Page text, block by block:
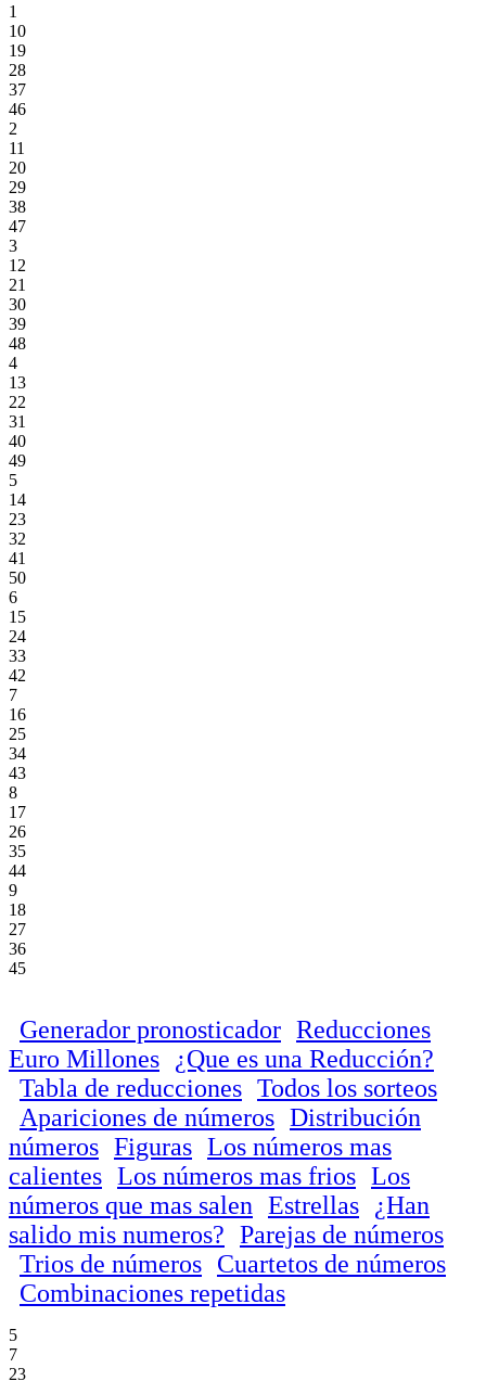
1
10
19
28
37
46
2
11
20
29
38
47
3
12
21
30
39
48
4
13
22
31
40
49
5
14
23
32
41
50
6
15
24
33
42
7
16
25
34
43
8
17
26
35
44
9
18
27
36
45
Generador pronosticador Reducciones
Euro Millones
¿Que es una Reducción?
Tabla de reducciones Todos los sorteos
Apariciones de números Distribución
números Figuras Los números mas
calientes Los números mas frios Los
números que mas salen Estrellas
¿Han
salido mis numeros? Parejas de números
Trios de números Cuartetos de números
Combinaciones repetidas
5
7
23